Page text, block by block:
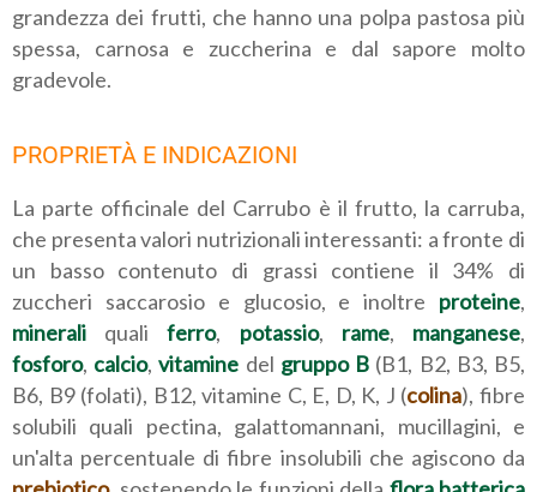
grandezza dei frutti, che hanno una polpa pastosa più
spessa, carnosa e zuccherina e dal sapore molto
gradevole.
PROPRIETÀ E INDICAZIONI
La parte officinale del Carrubo è il frutto, la carruba,
che presenta valori nutrizionali interessanti: a fronte di
un basso contenuto di grassi contiene il 34% di
zuccheri saccarosio e glucosio, e inoltre proteine,
minerali qualiferro, potassio, rame, manganese,
fosforo, calcio,vitamine del gruppo B (B1, B2, B3, B5,
B6, B9 (folati), B12, vitamine C, E, D, K, J (colina), fibre
solubili quali pectina, galattomannani, mucillagini, e
un'alta percentuale di fibre insolubili che agiscono da